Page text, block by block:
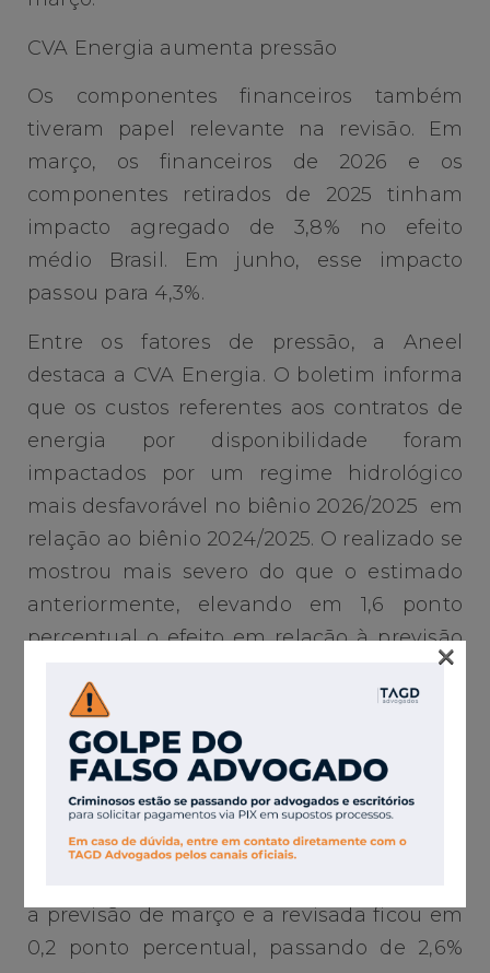
CVA Energia aumenta pressão
Os componentes financeiros também
tiveram papel relevante na revisão. Em
março, os financeiros de 2026 e os
componentes retirados de 2025 tinham
impacto agregado de 3,8% no efeito
médio Brasil. Em junho, esse impacto
passou para 4,3%.
Entre os fatores de pressão, a Aneel
destaca a CVA Energia. O boletim informa
que os custos referentes aos contratos de
energia por disponibilidade foram
impactados por um regime hidrológico
mais desfavorável no biênio 2026/2025 em
relação ao biênio 2024/2025. O realizado se
mostrou mais severo do que o estimado
anteriormente, elevando em 1,6 ponto
percentual o efeito em relação à previsão
Também houve ajuste na CVA Encargos. A
Aneel aponta efeito positivo associado ao
aumento da CDE-Uso em 2026 e à
diferença entre o montante preliminar de
2025, ainda em fase de consulta pública à
a previsão de março e a revisada ficou em
0,2 ponto percentual, passando de 2,6%
×